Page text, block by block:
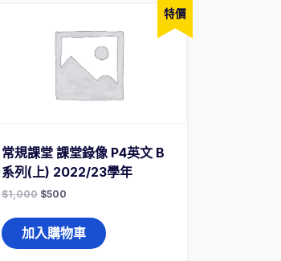
特價
常規課堂 課堂錄像 P4英文 B
系列(上) 2022/23學年
$1,000 $500
加入購物車